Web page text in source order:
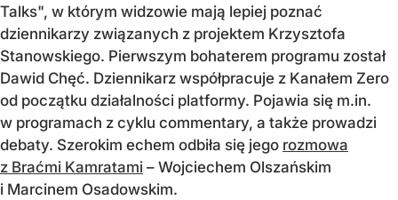
Talks", w którym widzowie mają lepiej poznać
dziennikarzy związanych z projektem Krzysztofa
Stanowskiego. Pierwszym bohaterem programu został
Dawid Chęć. Dziennikarz współpracuje z Kanałem Zero
od początku działalności platformy. Pojawia się m.in.
w programach z cyklu commentary, a także prowadzi
debaty. Szerokim echem odbiła się jego rozmowa
z Braćmi Kamratami – Wojciechem Olszańskim
i Marcinem Osadowskim.